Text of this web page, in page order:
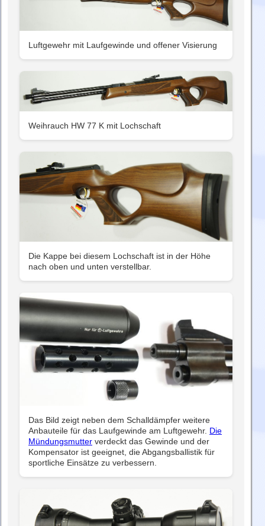
Luftgewehr mit Laufgewinde und offener Visierung
Weihrauch HW 77 K mit Lochschaft
Die Kappe bei diesem Lochschaft ist in der Höhe
nach oben und unten verstellbar.
Das Bild zeigt neben dem Schalldämpfer weitere
Anbauteile für das Laufgewinde am Luftgewehr. Die
Mündungsmutter verdeckt das Gewinde und der
Kompensator ist geeignet, die Abgangsballistik für
sportliche Einsätze zu verbessern.